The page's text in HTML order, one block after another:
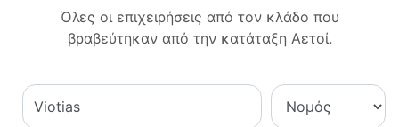
Όλες οι επιχειρήσεις από τον κλάδο που
βραβεύτηκαν από την κατάταξη Αετοί.